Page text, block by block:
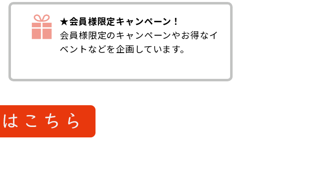
★会員様限定キャンペーン！
会員様限定のキャンペーンやお得なイ
ベントなどを企画しています。